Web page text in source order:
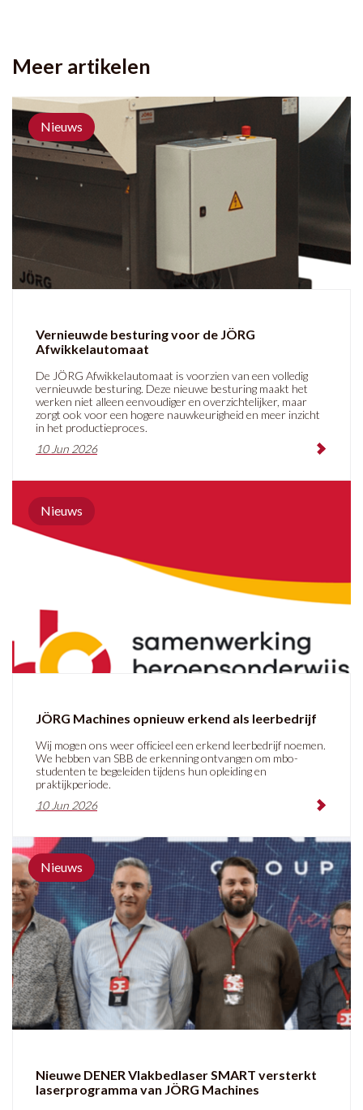
Meer artikelen
Nieuws
Vernieuwde besturing voor de JÖRG
Afwikkelautomaat
De JÖRG Afwikkelautomaat is voorzien van een volledig
vernieuwde besturing. Deze nieuwe besturing maakt het
werken niet alleen eenvoudiger en overzichtelijker, maar
zorgt ook voor een hogere nauwkeurigheid en meer inzicht
in het productieproces.
10 Jun 2026
Nieuws
JÖRG Machines opnieuw erkend als leerbedrijf
Wij mogen ons weer officieel een erkend leerbedrijf noemen.
We hebben van SBB de erkenning ontvangen om mbo-
studenten te begeleiden tijdens hun opleiding en
praktijkperiode.
10 Jun 2026
Nieuws
Nieuwe DENER Vlakbedlaser SMART versterkt
laserprogramma van JÖRG Machines